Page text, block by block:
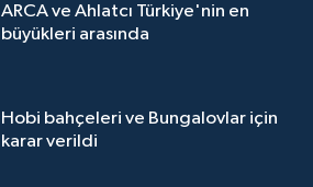
ARCA ve Ahlatcı Türkiye'nin en
büyükleri arasında
Hobi bahçeleri ve Bungalovlar için
karar verildi